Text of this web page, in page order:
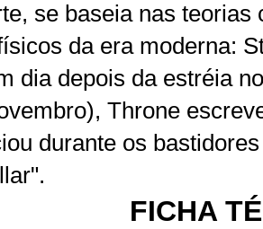
se baseia nas
da era moderna:
dia depois da estréia
Throne
durante os
FICHA